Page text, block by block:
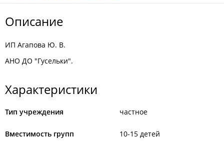
Описание
ИП Агапова Ю. В.
АНО ДО "Гусельки".
Характеристики
Тип учреждения частное
Вместимость групп 10-15 детей